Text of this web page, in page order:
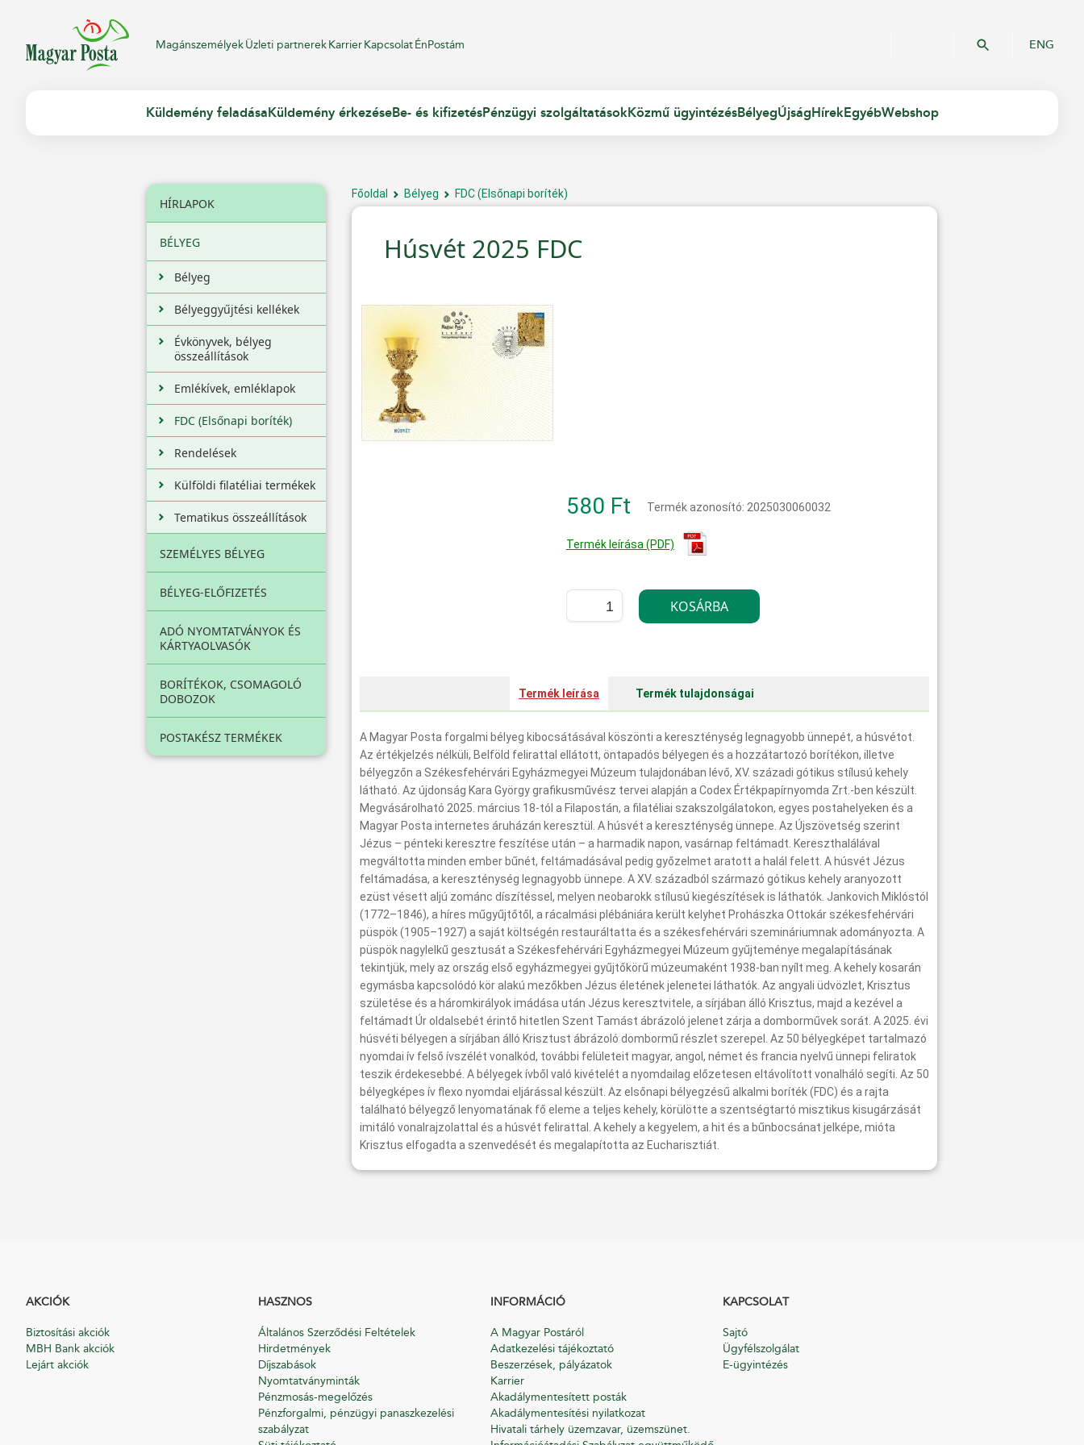
MagánszemélyekÜzleti partnerekKarrierKapcsolatÉnPostám ENG
Küldemény feladása Küldemény érkezéseBe- és kifizetésPénzügyi szolgáltatásokKözmű ügyintézésBélyegÚjság HírekEgyébWebshop
HÍRLAPOK
BÉLYEG
Bélyeg
Bélyeggyűjtési kellékek
Évkönyvek, bélyeg
összeállítások
Emlékívek, emléklapok
FDC (Elsőnapi boríték)
Rendelések
Külföldi filatéliai termékek
Tematikus összeállítások
SZEMÉLYES BÉLYEG
BÉLYEG-ELŐFIZETÉS
ADÓ NYOMTATVÁNYOK ÉS
KÁRTYAOLVASÓK
BORÍTÉKOK, CSOMAGOLÓ
DOBOZOK
POSTAKÉSZ TERMÉKEK
Főoldal Bélyeg FDC (Elsőnapi boríték)
Húsvét 2025 FDC
580 Ft Termék azonosító: 2025030060032
Termék leírása (PDF)
Termék leírása Termék tulajdonságai
A Magyar Posta forgalmi bélyeg kibocsátásával köszönti a kereszténység legnagyobb ünnepét, a húsvétot.
Az értékjelzés nélküli, Belföld felirattal ellátott, öntapadós bélyegen és a hozzátartozó borítékon, illetve
bélyegzőn a Székesfehérvári Egyházmegyei Múzeum tulajdonában lévő, XV. századi gótikus stílusú kehely
látható. Az újdonság Kara György grafikusművész tervei alapján a Codex Értékpapírnyomda Zrt.-ben készült.
Megvásárolható 2025. március 18-tól a Filapostán, a filatéliai szakszolgálatokon, egyes postahelyeken és a
Magyar Posta internetes áruházán keresztül. A húsvét a kereszténység ünnepe. Az Újszövetség szerint
Jézus – pénteki keresztre feszítése után – a harmadik napon, vasárnap feltámadt. Kereszthalálával
megváltotta minden ember bűnét, feltámadásával pedig győzelmet aratott a halál felett. A húsvét Jézus
feltámadása, a kereszténység legnagyobb ünnepe. A XV. századból származó gótikus kehely aranyozott
ezüst vésett aljú zománc díszítéssel, melyen neobarokk stílusú kiegészítések is láthatók. Jankovich Miklóstól
(1772–1846), a híres műgyűjtőtől, a rácalmási plébániára került kelyhet Prohászka Ottokár székesfehérvári
püspök (1905–1927) a saját költségén restauráltatta és a székesfehérvári szemináriumnak adományozta. A
püspök nagylelkű gesztusát a Székesfehérvári Egyházmegyei Múzeum gyűjteménye megalapításának
tekintjük, mely az ország első egyházmegyei gyűjtőkörű múzeumaként 1938-ban nyílt meg. A kehely kosarán
egymásba kapcsolódó kör alakú mezőkben Jézus életének jelenetei láthatók. Az angyali üdvözlet, Krisztus
születése és a háromkirályok imádása után Jézus keresztvitele, a sírjában álló Krisztus, majd a kezével a
feltámadt Úr oldalsebét érintő hitetlen Szent Tamást ábrázoló jelenet zárja a domborművek sorát. A 2025. évi
húsvéti bélyegen a sírjában álló Krisztust ábrázoló dombormű részlet szerepel. Az 50 bélyegképet tartalmazó
nyomdai ív felső ívszélét vonalkód, további felületeit magyar, angol, német és francia nyelvű ünnepi feliratok
teszik érdekesebbé. A bélyegek ívből való kivételét a nyomdailag előzetesen eltávolított vonalháló segíti. Az 50
bélyegképes ív flexo nyomdai eljárással készült. Az elsőnapi bélyegzésű alkalmi boríték (FDC) és a rajta
található bélyegző lenyomatának fő eleme a teljes kehely, körülötte a szentségtartó misztikus kisugárzását
imitáló vonalrajzolattal és a húsvét felirattal. A kehely a kegyelem, a hit és a bűnbocsánat jelképe, mióta
Krisztus elfogadta a szenvedését és megalapította az Eucharisztiát.
AKCIÓK
Biztosítási akciók
MBH Bank akciók
Lejárt akciók
HASZNOS
Általános Szerződési Feltételek
Hirdetmények
Díjszabások
Nyomtatványminták
Pénzmosás-megelőzés
Pénzforgalmi, pénzügyi panaszkezelési
szabályzat
INFORMÁCIÓ
A Magyar Postáról
Adatkezelési tájékoztató
Beszerzések, pályázatok
Karrier
Akadálymentesített posták
Akadálymentesítési nyilatkozat
Hivatali tárhely üzemzavar, üzemszünet.
KAPCSOLAT
Sajtó
Ügyfélszolgálat
E-ügyintézés